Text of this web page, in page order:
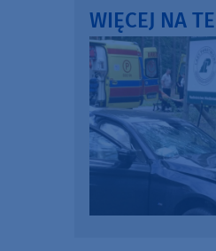
WIĘCEJ NA